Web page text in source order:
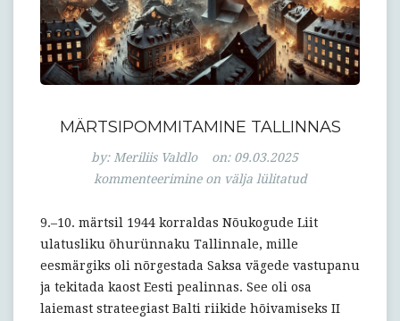
MÄRTSIPOMMITAMINE TALLINNAS
by: Meriliis Valdlo on: 09.03.2025
kommenteerimine on välja lülitatud
9.–10. märtsil 1944 korraldas Nõukogude Liit
ulatusliku õhurünnaku Tallinnale, mille
eesmärgiks oli nõrgestada Saksa vägede vastupanu
ja tekitada kaost Eesti pealinnas. See oli osa
laiemast strateegiast Balti riikide hõivamiseks II